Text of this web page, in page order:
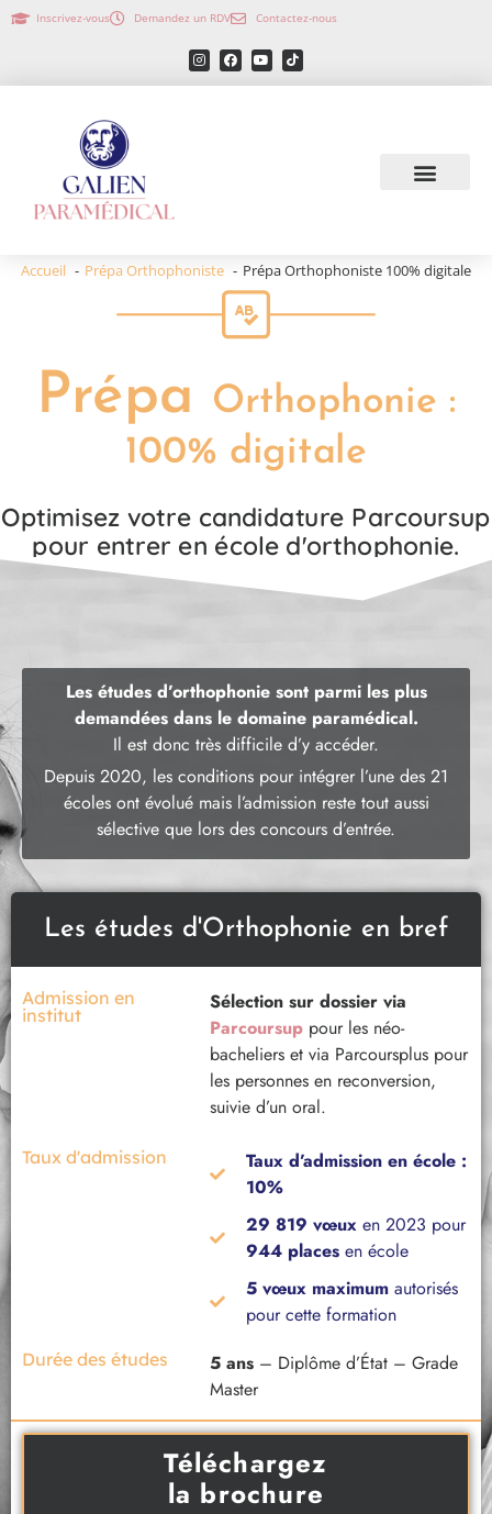
Inscrivez-vous Demandez un RDV Contactez-nous
Accueil Prépa Orthophoniste Prépa Orthophoniste 100% digitale
Prépa Orthophonie :
100% digitale
Optimisez votre candidature Parcoursup
pour entrer en école d'orthophonie.
Les études d’orthophonie sont parmi les plus
demandées dans le domaine paramédical.
Il est donc très difficile d’y accéder.
Depuis 2020, les conditions pour intégrer l’une des 21
écoles ont évolué mais l’admission reste tout aussi
sélective que lors des concours d’entrée.
Les études d'Orthophonie en bref
Admission en
institut
Sélection sur dossier via
Parcoursup pour les néo-
bacheliers et via Parcoursplus pour
les personnes en reconversion,
suivie d’un oral.
Taux d'admission
Taux d’admission en école :
10%
29 819 vœuxen 2023 pour
944 placesen école
5 vœux maximumautorisés
pour cette formation
Durée des études 5 ans – Diplôme d’État – Grade
Master
Téléchargez
la brochure